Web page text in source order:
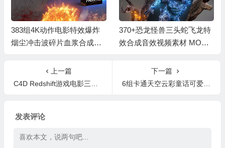
383组4K动作电影特效爆炸
烟尘冲击波碎片血浆合成特
370+恐龙怪兽三头蛇飞龙特
效合成音效视频素材 MONS
上一篇
C4D Redshift游戏电影三维模型渲染Cinema 4D教程
下一篇
6组卡通天空云彩童话可爱祝福背景儿童电视节目包装视频素材
发表评论